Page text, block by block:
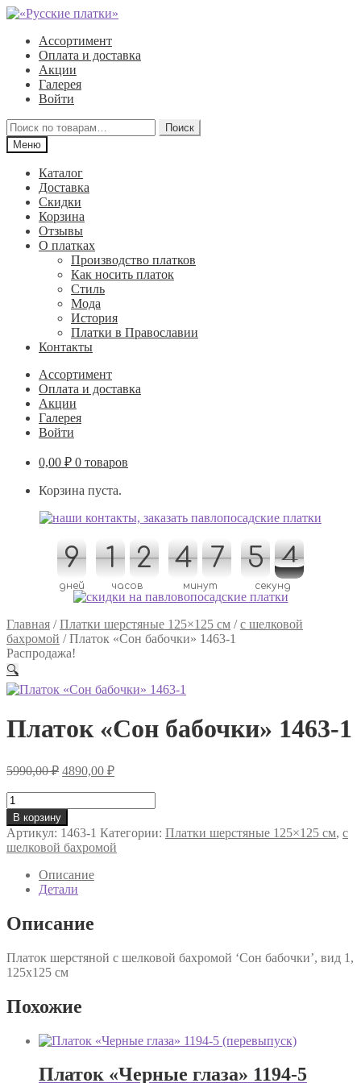
Перейти
навигации
Перейти
содержимому
Ассортимент
Оплата и доставка
Акции
Галерея
Войти
Искать:
Поиск
Меню
Каталог
Доставка
Скидки
Корзина
Отзывы
О платках
Производство платков
Как носить платок
Стиль
Мода
История
Платки в Православии
Контакты
Ассортимент
Оплата и доставка
Акции
Галерея
Войти
0,00 ₽ 0 товаров
Корзина пуста.
9
9
дней
1
1 2
2
часов
4
4 7
7
минут
5
5 4
3
3
4
секунд
Главная /Платки шерстяные 125×125 см /с шелковой
бахромой /Платок «Сон бабочки» 1463-1
Распродажа!
🔍
Платок «Сон бабочки» 1463-1
5990,00₽ Первоначальная
составляла
5990,00 ₽.
4890,00 ₽Текущая
Количество
товара
Платок
«Сон
бабочки»
1463-
В корзину
Артикул: 1463-1 Категории: Платки шерстяные 125×125 см, с
шелковой бахромой
Описание
Детали
Описание
Платок шерстяной с шелковой бахромой ‘Сон бабочки’, вид 1,
125х125 см
Похожие
Платок «Черные глаза» 1194-5